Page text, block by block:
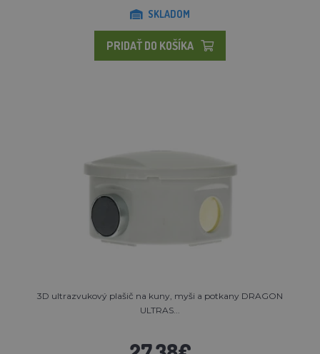
SKLADOM
PRIDAŤ DO KOŠÍKA
3D ultrazvukový plašič na kuny, myši a potkany DRAGON
ULTRAS...